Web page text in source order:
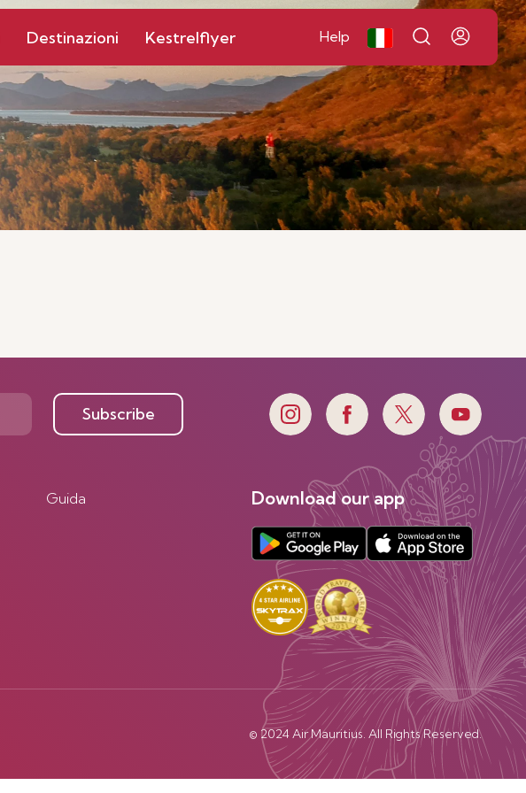
Destinazioni Kestrelflyer Help
Subscribe
Guida Download our app
© 2024 Air Mauritius. All Rights Reserved.